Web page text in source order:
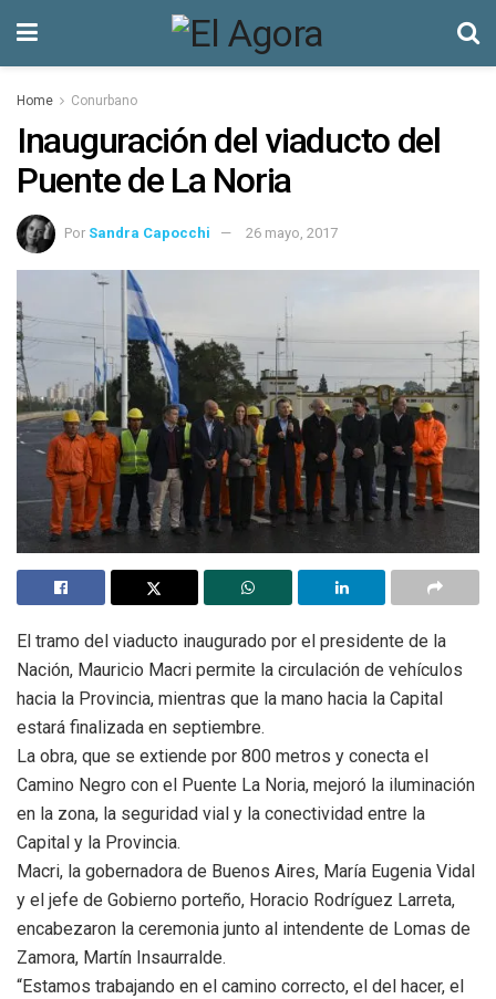
Home Conurbano
Inauguración del viaducto del
Puente de La Noria
Por Sandra Capocchi 26 mayo, 2017
El tramo del viaducto inaugurado por el presidente de la
Nación, Mauricio Macri permite la circulación de vehículos
hacia la Provincia, mientras que la mano hacia la Capital
estará finalizada en septiembre.
La obra, que se extiende por 800 metros y conecta el
Camino Negro con el Puente La Noria, mejoró la iluminación
en la zona, la seguridad vial y la conectividad entre la
Capital y la Provincia.
Macri, la gobernadora de Buenos Aires, María Eugenia Vidal
y el jefe de Gobierno porteño, Horacio Rodríguez Larreta,
encabezaron la ceremonia junto al intendente de Lomas de
Zamora, Martín Insaurralde.
“Estamos trabajando en el camino correcto, el del hacer, el